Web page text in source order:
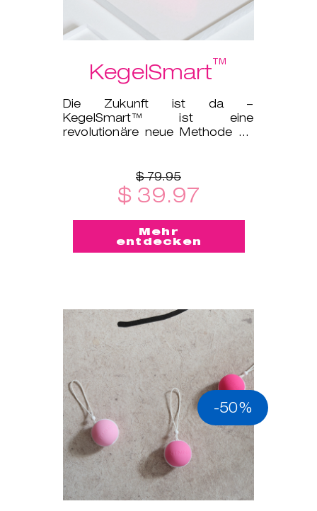
KegelSmart™
Die Zukunft ist da –
KegelSmart™ ist eine
revolutionäre neue Methode für
$ 79.95
$ 39.97
Mehr
entdecken
-50%